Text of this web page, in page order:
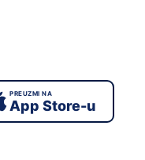
PREUZMI NA
App Store-u